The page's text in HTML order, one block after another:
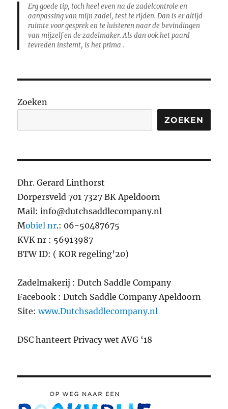
Erg goede tip, toch heel even na de zadelcontrole en
aanpassing van mijn zadel, test te rijden. Dan is er altijd
ruimte voor gesprek en te luisteren naar de bevindingen
van mijzelf en de zadelmaker. Als dan ook het paard
tevreden instemt, is het prima .
Zoeken
ZOEKEN
Dhr. Gerard Linthorst
Dorpersveld 701 7327 BK Apeldoorn
Mail: info@dutchsaddlecompany.nl
Mobiel nr.: 06-50487675
KVK nr : 56913987
BTW ID: ( KOR regeling’20)
Zadelmakerij : Dutch Saddle Company
Facebook : Dutch Saddle Company Apeldoorn
Site:www.Dutchsaddlecompany.nl
DSC hanteert Privacy wet AVG ‘18